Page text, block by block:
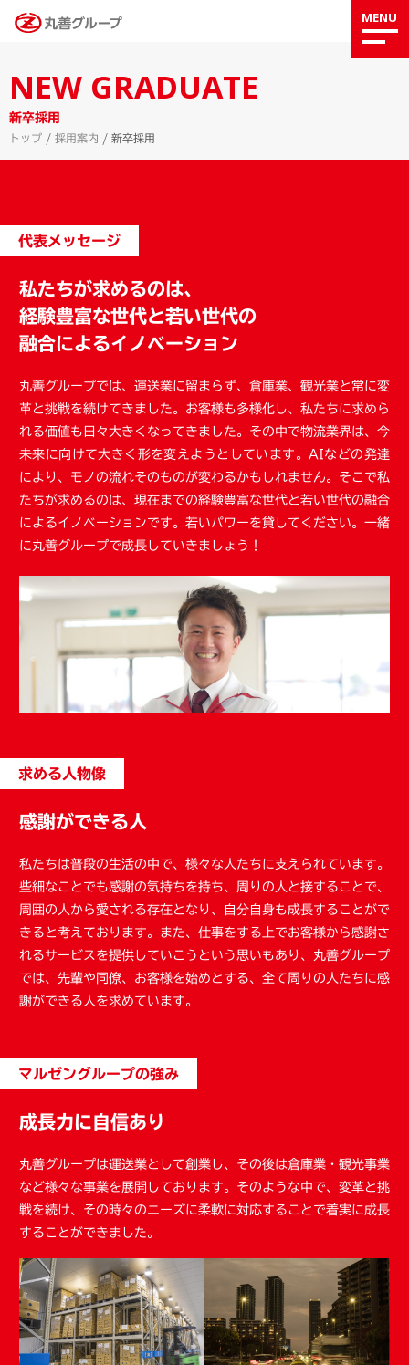
MENU
NEW GRADUATE
新卒採用
トップ / 採用案内 / 新卒採用
代表メッセージ
私たちが求めるのは、
経験豊富な世代と若い世代の
融合によるイノベーション
丸善グループでは、運送業に留まらず、倉庫業、観光業と常に変
革と挑戦を続けてきました。お客様も多様化し、私たちに求めら
れる価値も日々大きくなってきました。その中で物流業界は、今
未来に向けて大きく形を変えようとしています。AIなどの発達
により、モノの流れそのものが変わるかもしれません。そこで私
たちが求めるのは、現在までの経験豊富な世代と若い世代の融合
によるイノベーションです。若いパワーを貸してください。一緒
に丸善グループで成長していきましょう！
求める人物像
感謝ができる人
私たちは普段の生活の中で、様々な人たちに支えられています。
些細なことでも感謝の気持ちを持ち、周りの人と接することで、
周囲の人から愛される存在となり、自分自身も成長することがで
きると考えております。また、仕事をする上でお客様から感謝さ
れるサービスを提供していこうという思いもあり、丸善グループ
では、先輩や同僚、お客様を始めとする、全て周りの人たちに感
謝ができる人を求めています。
マルゼングループの強み
成長力に自信あり
丸善グループは運送業として創業し、その後は倉庫業・観光事業
など様々な事業を展開しております。そのような中で、変革と挑
戦を続け、その時々のニーズに柔軟に対応することで着実に成長
することができました。